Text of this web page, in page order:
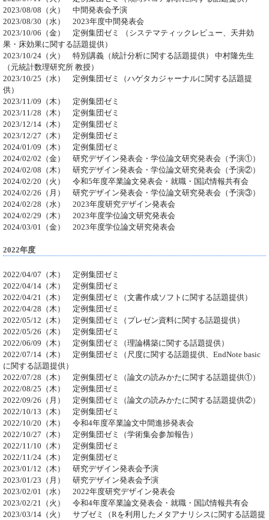
2023/08/08（火） 中間発表会予演
2023/08/30（水） 2023年度中間発表会
2023/10/06（金） 定例集団ゼミ （システマティックレビュー、天井効
果・床効果に関する話題提供）
2023/10/24（火） 特別講義（統計分析に関する話題提供） 中村隆先生
（元統計数理研究所 教授）
2023/10/25（水） 定例集団ゼミ（ハゲタカジャーナルに関する話題提
供）
2023/11/09（木） 定例集団ゼミ
2023/11/28（木） 定例集団ゼミ
2023/12/14（木） 定例集団ゼミ
2023/12/27（木） 定例集団ゼミ
2024/01/09（木） 定例集団ゼミ
2024/02/02（金） 研究デザイン発表会・学位論文研究発表会（予演①）
2024/02/08（木） 研究デザイン発表会・学位論文研究発表会（予演②）
2024/02/20（火） 令和5年度卒業論文発表会・就職・国試情報共有会
2024/02/26（月） 研究デザイン発表会・学位論文研究発表会（予演③）
2024/02/28（水） 2023年度研究デザイン発表会
2024/02/29（木） 2023年度学位論文研究発表会
2024/03/01（金） 2023年度学位論文研究発表会
2022年度
2022/04/07（木） 定例集団ゼミ
2022/04/14（木） 定例集団ゼミ
2022/04/21（木） 定例集団ゼミ（文書作成ソフトに関する話題提供）
2022/04/28（木） 定例集団ゼミ
2022/05/12（木） 定例集団ゼミ（プレゼン資料に関する話題提供）
2022/05/26（木） 定例集団ゼミ
2022/06/09（木） 定例集団ゼミ（理論構築に関する話題提供）
2022/07/14（木） 定例集団ゼミ（尺度に関する話題提供、EndNote basic
に関する話題提供）
2022/07/28（木） 定例集団ゼミ（論文の読みかたに関する話題提供①）
2022/08/25（木） 定例集団ゼミ
2022/09/26（月） 定例集団ゼミ（論文の読みかたに関する話題提供②）
2022/10/13（木） 定例集団ゼミ
2022/10/20（木） 令和4年度卒業論文中間進捗発表会
2022/10/27（木） 定例集団ゼミ（学術集会参加報告）
2022/11/10（木） 定例集団ゼミ
2022/11/24（木） 定例集団ゼミ
2023/01/12（木） 研究デザイン発表会予演
2023/01/23（月） 研究デザイン発表会予演
2023/02/01（水） 2022年度研究デザイン発表会
2023/02/21（火） 令和4年度卒業論文発表会・就職・国試情報共有会
2023/03/14（火） サブゼミ（Rを利用したメタアナリシスに関する話題提